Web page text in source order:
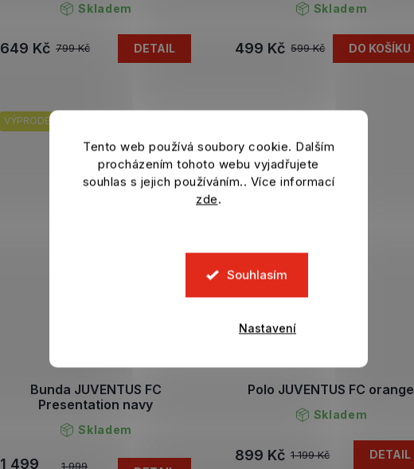
Tento web používá soubory cookie. Dalším
procházením tohoto webu vyjadřujete
souhlas s jejich používáním.. Více informací
zde.
Souhlasím
Nastavení
Skladem
799 Kč
649 Kč DETAIL
Skladem
599 Kč
499 Kč DO KOŠÍKU
VÝPRODEJ
Bunda JUVENTUS FC
Presentation navy
Skladem
1 999
1 499
Polo JUVENTUS FC orange
Skladem
1 199 Kč
899 Kč DETAIL